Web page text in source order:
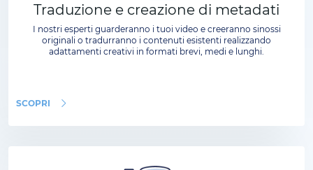
Traduzione e creazione di metadati
I nostri esperti guarderanno i tuoi video e creeranno sinossi
originali o tradurranno i contenuti esistenti realizzando
adattamenti creativi in formati brevi, medi e lunghi.
SCOPRI